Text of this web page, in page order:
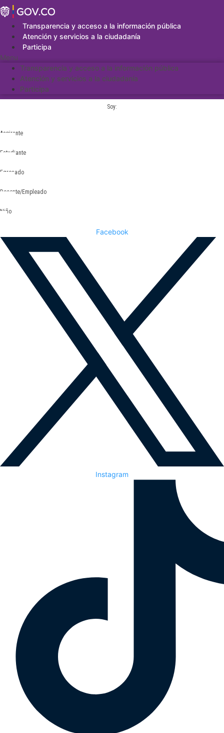
Saltar
al
contenidoTransparencia y acceso a la información pública
Atención y servicios a la ciudadanía
Participa
Menu
Transparencia y acceso a la información pública
Atención y servicios a la ciudadanía
Participa
Soy:
Aspirante
Estudiante
Egresado
Docente/Empleado
Niño
Facebook
Instagram